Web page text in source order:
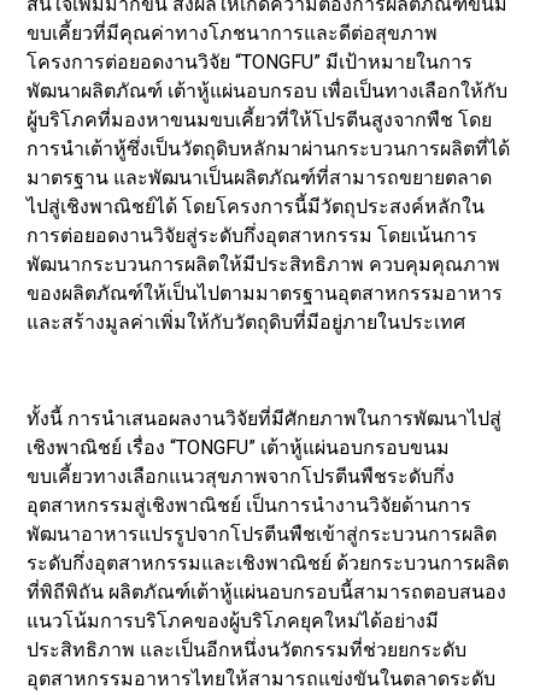
ขบเคี้ยวที่มีคุณค่าทางโภชนาการและดีต่อสุขภาพ
โครงการต่อยอดงานวิจัย “TONGFU” มีเป้าหมายในการ
พัฒนาผลิตภัณฑ์ เต้าหู้แผ่นอบกรอบ เพื่อเป็นทางเลือกให้กับ
ผู้บริโภคที่มองหาขนมขบเคี้ยวที่ให้โปรตีนสูงจากพืช โดย
การนำเต้าหู้ซึ่งเป็นวัตถุดิบหลักมาผ่านกระบวนการผลิตที่ได้
มาตรฐาน และพัฒนาเป็นผลิตภัณฑ์ที่สามารถขยายตลาด
ไปสู่เชิงพาณิชย์ได้ โดยโครงการนี้มีวัตถุประสงค์หลักใน
การต่อยอดงานวิจัยสู่ระดับกึ่งอุตสาหกรรม โดยเน้นการ
พัฒนากระบวนการผลิตให้มีประสิทธิภาพ ควบคุมคุณภาพ
ของผลิตภัณฑ์ให้เป็นไปตามมาตรฐานอุตสาหกรรมอาหาร
และสร้างมูลค่าเพิ่มให้กับวัตถุดิบที่มีอยู่ภายในประเทศ
ทั้งนี้ การนำเสนอผลงานวิจัยที่มีศักยภาพในการพัฒนาไปสู่
เชิงพาณิชย์ เรื่อง “TONGFU” เต้าหู้แผ่นอบกรอบขนม
ขบเคี้ยวทางเลือกแนวสุขภาพจากโปรตีนพืชระดับกึ่ง
อุตสาหกรรมสู่เชิงพาณิชย์ เป็นการนำงานวิจัยด้านการ
พัฒนาอาหารแปรรูปจากโปรตีนพืชเข้าสู่กระบวนการผลิต
ระดับกึ่งอุตสาหกรรมและเชิงพาณิชย์ ด้วยกระบวนการผลิต
ที่พิถีพิถัน ผลิตภัณฑ์เต้าหู้แผ่นอบกรอบนี้สามารถตอบสนอง
แนวโน้มการบริโภคของผู้บริโภคยุคใหม่ได้อย่างมี
ประสิทธิภาพ และเป็นอีกหนึ่งนวัตกรรมที่ช่วยยกระดับ
อุตสาหกรรมอาหารไทยให้สามารถแข่งขันในตลาดระดับ